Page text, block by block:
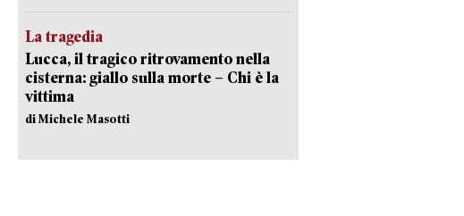
La tragedia
Lucca, il tragico ritrovamento nella
cisterna: giallo sulla morte – Chi è la
vittima
di Michele Masotti